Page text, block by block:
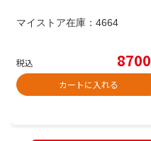
マイストア在庫： 4664
税込 8700
カートに入れる